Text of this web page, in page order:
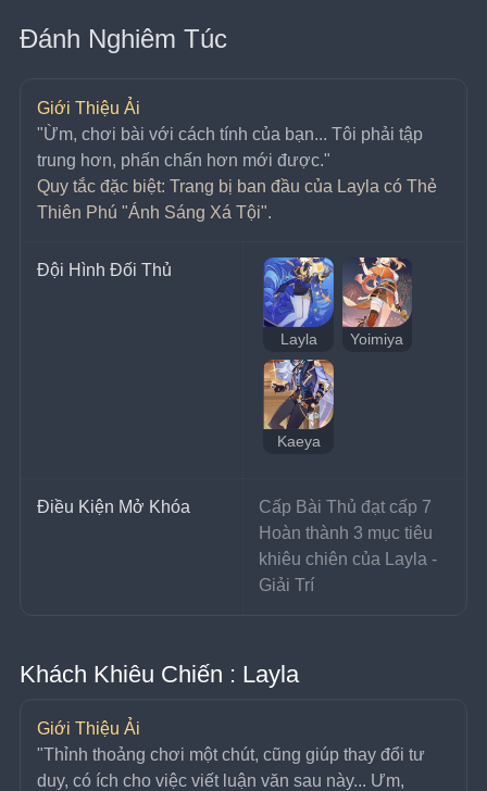
Đánh Nghiêm Túc
Giới Thiệu Ải
﻿"Ừm, chơi bài với cách tính của bạn... Tôi phải tập
trung hơn, phấn chấn hơn mới được."
Quy tắc đặc biệt: Trang bị ban đầu của Layla có Thẻ
Thiên Phú "Ánh Sáng Xá Tội".
Đội Hình Đối Thủ
Layla Yoimiya
Kaeya
Điều Kiện Mở Khóa
Cấp Bài Thủ đạt cấp 7
Hoàn thành 3 mục tiêu
khiêu chiên của Layla -
Giải Trí
Khách Khiêu Chiến : Layla
Giới Thiệu Ải
﻿"Thỉnh thoảng chơi một chút, cũng giúp thay đổi tư
duy, có ích cho việc viết luận văn sau này... Ưm,